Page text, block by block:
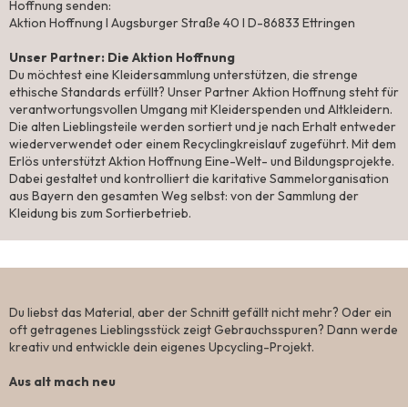
Hoffnung senden:​
Aktion Hoffnung I Augsburger Straße 40 I D-86833 Ettringen​
Unser Partner: Die Aktion Hoffnung
Du möchtest eine Kleidersammlung unterstützen, die strenge
ethische Standards erfüllt? Unser Partner Aktion Hoffnung steht für
verantwortungsvollen Umgang mit Kleiderspenden und Altkleidern.
Die alten Lieblingsteile werden sortiert und je nach Erhalt entweder
wiederverwendet oder einem Recyclingkreislauf zugeführt. Mit dem
Erlös unterstützt Aktion Hoffnung Eine-Welt- und Bildungsprojekte.
Dabei gestaltet und kontrolliert die karitative Sammelorganisation
aus Bayern den gesamten Weg selbst: von der Sammlung der
Kleidung bis zum Sortierbetrieb.
#5 Upcycling
Du liebst das Material, aber der Schnitt gefällt nicht mehr? Oder ein
oft getragenes Lieblingsstück zeigt Gebrauchsspuren? Dann werde
kreativ und entwickle dein eigenes Upcycling-Projekt.​
Aus alt mach neu